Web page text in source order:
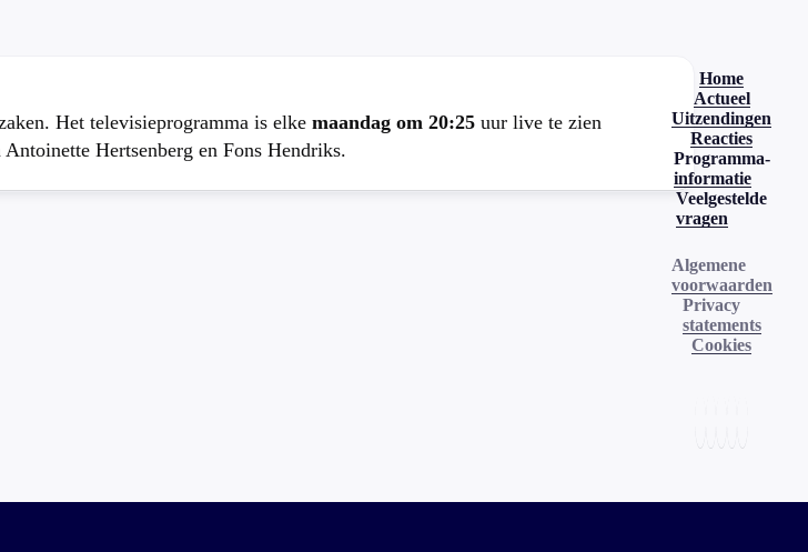
Het televisieprogramma is elke maandag om 20:25 uur live te zien
Hertsenberg en Fons Hendriks.
Home
Actueel
Uitzendingen
Reacties
Programma-
informatie
Veelgestelde
vragen
Algemene
voorwaarden
Privacy
statements
Cookies